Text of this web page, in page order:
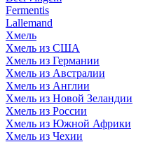
Fermentis
Lallemand
Хмель
Хмель из США
Хмель из Германии
Хмель из Австралии
Хмель из Англии
Хмель из Новой Зеландии
Хмель из России
Хмель из Южной Африки
Хмель из Чехии